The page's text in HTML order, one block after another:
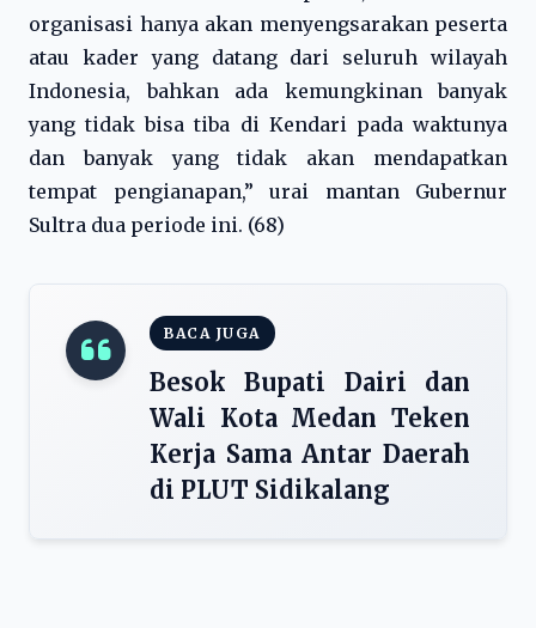
organisasi hanya akan menyengsarakan peserta
atau kader yang datang dari seluruh wilayah
Indonesia, bahkan ada kemungkinan banyak
yang tidak bisa tiba di Kendari pada waktunya
dan banyak yang tidak akan mendapatkan
tempat pengianapan,” urai mantan Gubernur
Sultra dua periode ini. (68)
BACA JUGA
Besok Bupati Dairi dan
Wali Kota Medan Teken
Kerja Sama Antar Daerah
di PLUT Sidikalang